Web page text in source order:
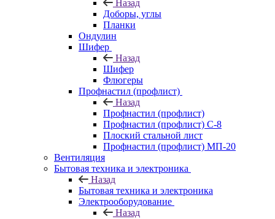
Назад
Доборы, углы
Планки
Ондулин
Шифер
Назад
Шифер
Флюгеры
Профнастил (профлист)
Назад
Профнастил (профлист)
Профнастил (профлист) С-8
Плоский стальной лист
Профнастил (профлист) МП-20
Вентиляция
Бытовая техника и электроника
Назад
Бытовая техника и электроника
Электрооборудование
Назад